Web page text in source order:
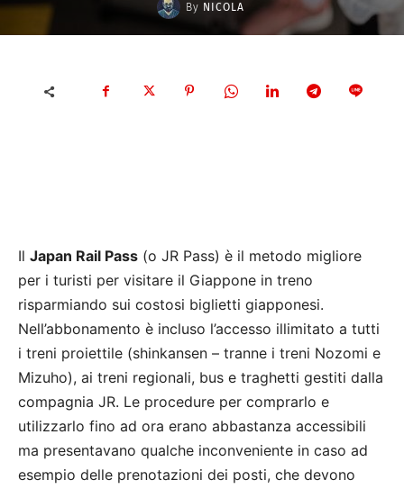
By NICOLA
Il Japan Rail Pass (o JR Pass) è il metodo migliore
per i turisti per visitare il Giappone in treno
risparmiando sui costosi biglietti giapponesi.
Nell’abbonamento è incluso l’accesso illimitato a tutti
i treni proiettile (shinkansen – tranne i treni Nozomi e
Mizuho), ai treni regionali, bus e traghetti gestiti dalla
compagnia JR. Le procedure per comprarlo e
utilizzarlo fino ad ora erano abbastanza accessibili
ma presentavano qualche inconveniente in caso ad
esempio delle prenotazioni dei posti, che devono